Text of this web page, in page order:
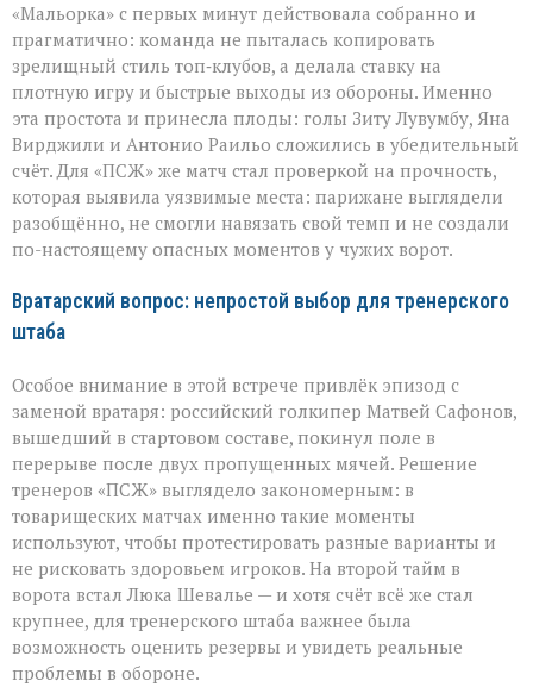
«Мальорка» с первых минут действовала собранно и
прагматично: команда не пыталась копировать
зрелищный стиль топ‑клубов, а делала ставку на
плотную игру и быстрые выходы из обороны. Именно
эта простота и принесла плоды: голы Зиту Лувумбу, Яна
Вирджили и Антонио Раильо сложились в убедительный
счёт. Для «ПСЖ» же матч стал проверкой на прочность,
которая выявила уязвимые места: парижане выглядели
разобщённо, не смогли навязать свой темп и не создали
по-настоящему опасных моментов у чужих ворот.
Вратарский вопрос: непростой выбор для тренерского
штаба
Особое внимание в этой встрече привлёк эпизод с
заменой вратаря: российский голкипер Матвей Сафонов,
вышедший в стартовом составе, покинул поле в
перерыве после двух пропущенных мячей. Решение
тренеров «ПСЖ» выглядело закономерным: в
товарищеских матчах именно такие моменты
используют, чтобы протестировать разные варианты и
не рисковать здоровьем игроков. На второй тайм в
ворота встал Люка Шевалье — и хотя счёт всё же стал
крупнее, для тренерского штаба важнее была
возможность оценить резервы и увидеть реальные
проблемы в обороне.